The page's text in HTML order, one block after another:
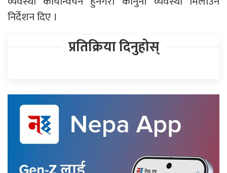
निर्देशन दिए ।
प्रतिक्रिया दिनुहोस्